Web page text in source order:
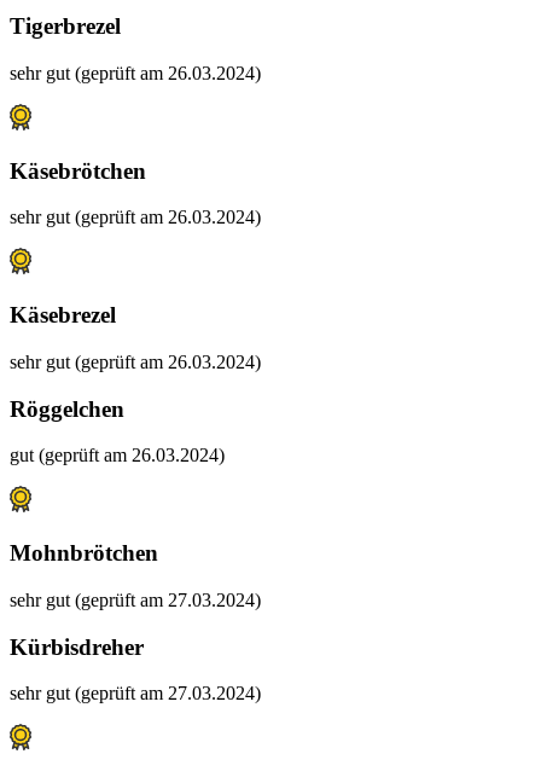
Tigerbrezel
sehr gut (geprüft am 26.03.2024)
Käsebrötchen
sehr gut (geprüft am 26.03.2024)
Käsebrezel
sehr gut (geprüft am 26.03.2024)
Röggelchen
gut (geprüft am 26.03.2024)
Mohnbrötchen
sehr gut (geprüft am 27.03.2024)
Kürbisdreher
sehr gut (geprüft am 27.03.2024)